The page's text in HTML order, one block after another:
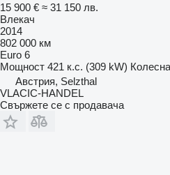
15 900 € ≈ 31 150 лв.
Влекач
2014
802 000 км
Euro 6
Мощност 421 к.с. (309 kW)
Австрия, Selzthal
VLACIC-HANDEL
Свържете се с продавача